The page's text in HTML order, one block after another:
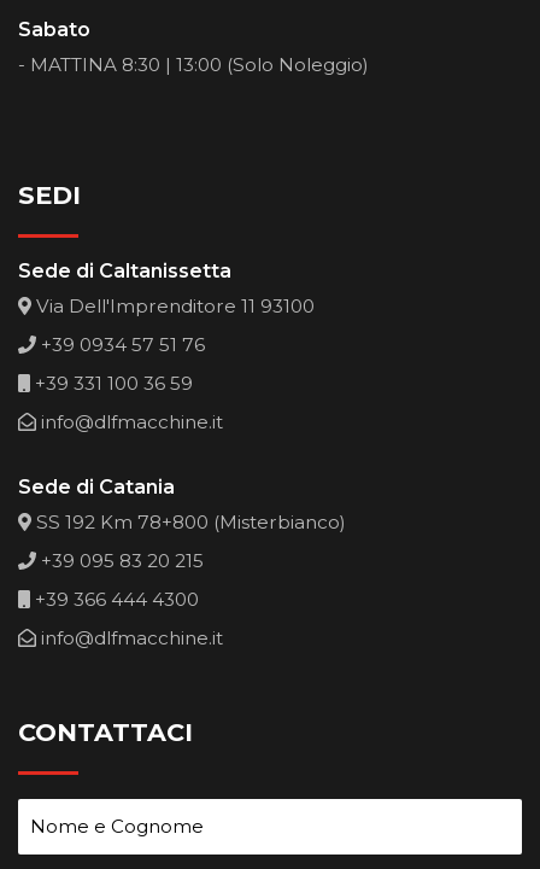
Sabato
- MATTINA 8:30 | 13:00 (Solo Noleggio)
SEDI
Sede di Caltanissetta
Via Dell'Imprenditore 11 93100
+39 0934 57 51 76
+39 331 100 36 59
info@dlfmacchine.it
Sede di Catania
SS 192 Km 78+800 (Misterbianco)
+39 095 83 20 215
+39 366 444 4300
info@dlfmacchine.it
CONTATTACI